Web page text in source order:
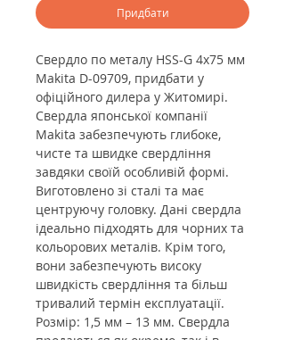
Придбати
Свердло по металу HSS-G 4x75 мм
Makita D-09709, придбати у
офіційного дилера у Житомирі.
Свердла японської компанії
Makita забезпечують глибоке,
чисте та швидке свердління
завдяки своїй особливій формі.
Виготовлено зі сталі та має
центруючу головку. Дані свердла
ідеально підходять для чорних та
кольорових металів. Крім того,
вони забезпечують високу
швидкість свердління та більш
тривалий термін експлуатації.
Розмір: 1,5 мм – 13 мм. Свердла